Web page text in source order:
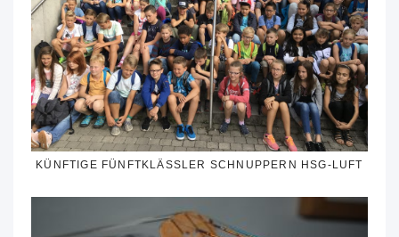
KÜNFTIGE FÜNFTKLÄSSLER SCHNUPPERN HSG-LUFT